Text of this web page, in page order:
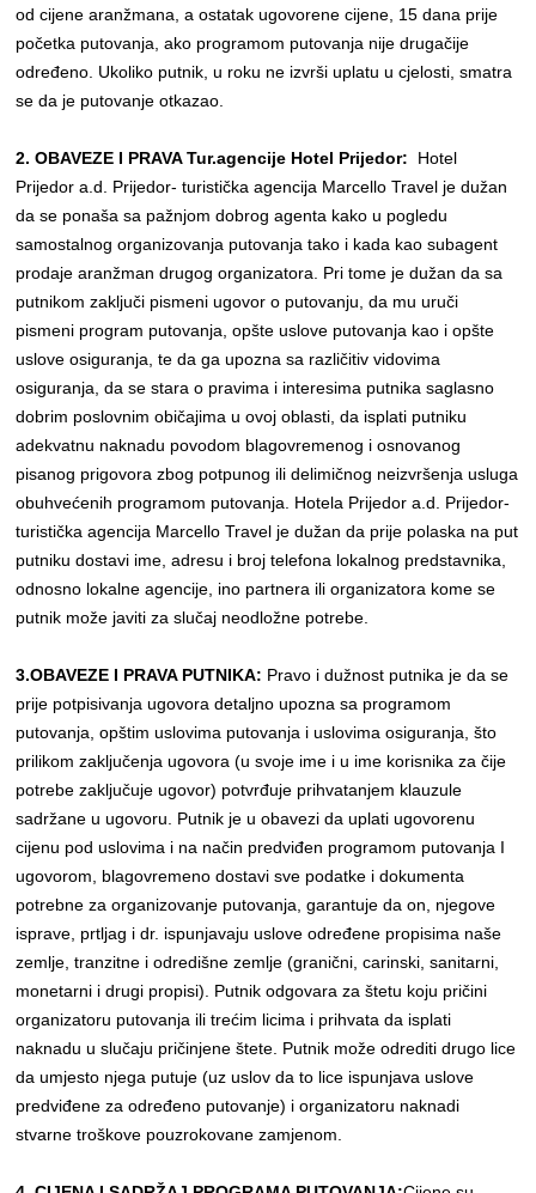
od cijene aranžmana, a ostatak ugovorene cijene, 15 dana prije
početka putovanja, ako programom putovanja nije drugačije
određeno. Ukoliko putnik, u roku ne izvrši uplatu u cjelosti, smatra
se da je putovanje otkazao.
2. OBAVEZE I PRAVA Tur.agencije Hotel Prijedor:
Hotel
Prijedor a.d. Prijedor- turistička agencija Marcello Travel je dužan
da se ponaša sa pažnjom dobrog agenta kako u pogledu
samostalnog organizovanja putovanja tako i kada kao subagent
prodaje aranžman drugog organizatora. Pri tome je dužan da sa
putnikom zaključi pismeni ugovor o putovanju, da mu uruči
pismeni program putovanja, opšte uslove putovanja kao i opšte
uslove osiguranja, te da ga upozna sa različitiv vidovima
osiguranja, da se stara o pravima i interesima putnika saglasno
dobrim poslovnim običajima u ovoj oblasti, da isplati putniku
adekvatnu naknadu povodom blagovremenog i osnovanog
pisanog prigovora zbog potpunog ili delimičnog neizvršenja usluga
obuhvećenih programom putovanja. Hotela Prijedor a.d. Prijedor-
turistička agencija Marcello Travel je dužan da prije polaska na put
putniku dostavi ime, adresu i broj telefona lokalnog predstavnika,
odnosno lokalne agencije, ino partnera ili organizatora kome se
putnik može javiti za slučaj neodložne potrebe.
3.OBAVEZE I PRAVA PUTNIKA: Pravo i dužnost putnika je da se
prije potpisivanja ugovora detaljno upozna sa programom
putovanja, opštim uslovima putovanja i uslovima osiguranja, što
prilikom zaključenja ugovora (u svoje ime i u ime korisnika za čije
potrebe zaključuje ugovor) potvrđuje prihvatanjem klauzule
sadržane u ugovoru. Putnik je u obavezi da uplati ugovorenu
cijenu pod uslovima i na način predviđen programom putovanja I
ugovorom, blagovremeno dostavi sve podatke i dokumenta
potrebne za organizovanje putovanja, garantuje da on, njegove
isprave, prtljag i dr. ispunjavaju uslove određene propisima naše
zemlje, tranzitne i odredišne zemlje (granični, carinski, sanitarni,
monetarni i drugi propisi). Putnik odgovara za štetu koju pričini
organizatoru putovanja ili trećim licima i prihvata da isplati
naknadu u slučaju pričinjene štete. Putnik može odrediti drugo lice
da umjesto njega putuje (uz uslov da to lice ispunjava uslove
predviđene za određeno putovanje) i organizatoru naknadi
stvarne troškove pouzrokovane zamjenom.